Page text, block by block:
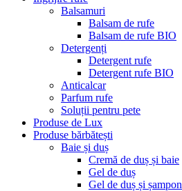
Balsamuri
Balsam de rufe
Balsam de rufe BIO
Detergenți
Detergent rufe
Detergent rufe BIO
Anticalcar
Parfum rufe
Soluții pentru pete
Produse de Lux
Produse bărbătești
Baie și duș
Cremă de duș și baie
Gel de duș
Gel de duș și șampon